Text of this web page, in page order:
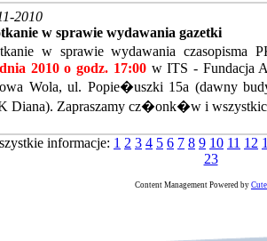
2010
w sprawie wydawania gazetki
w sprawie wydawania
2010 o godz. 17:00w ITS - Fundacja
Wola, ul. Popie�uszki 15a (dawny
Diana). Zapraszamy cz�onk�w i
informacje: 1 2 3 4 5 6 7 8 9 10 11 12
23
Content Management Powered by